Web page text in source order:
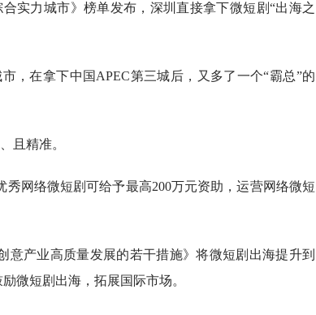
实力城市》榜单发布，深圳直接拿下微短剧“出海之
，在拿下中国APEC第三城后，又多了一个“霸总”的
且精准。
秀网络微短剧可给予最高200万元资助，运营网络微短
意产业高质量发展的若干措施》将微短剧出海提升到
微短剧出海，拓展国际市场。